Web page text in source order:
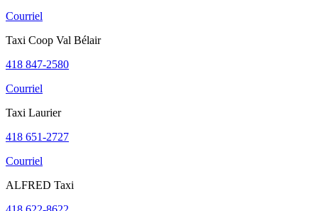
grâce
prépaiement
ou
annuler
mon
prépaiement
un
Stationnement
Courriel
Taxi Coop Val Bélair
418 847-2580
Courriel
Taxi Laurier
418 651-2727
Courriel
ALFRED Taxi